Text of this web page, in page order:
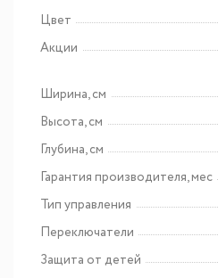
Цвет
Акции
Ширина, см
Высота, см
Глубина, см
Гарантия производителя, мес
Тип управления
Переключатели
Защита от детей